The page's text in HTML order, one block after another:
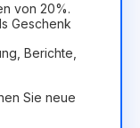
von 20%.
Geschenk
Berichte,
Sie neue